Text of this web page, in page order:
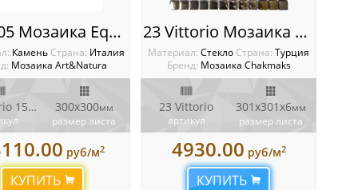
1548-05 Мозаика Equilibrio
Камень Cтрана: Италия
Мозаика Art&Natura
Equilibrio 1548-05 300x300мм
размер листа
руб/м2
КУПИТЬ
23 Vittorio Мозаика Chakmaks
Материал:Стекло Cтрана: Турция
Бренд: Мозаика Chakmaks
23 Vittorio
артикул
301х301x6мм
размер листа
4930.00 руб/м2
КУПИТЬ